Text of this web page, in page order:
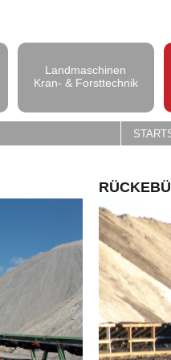
Landmaschinen
Kran- & Forsttechnik